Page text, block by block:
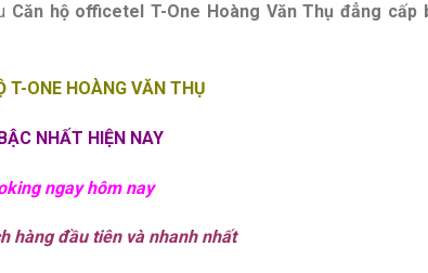
Căn hộ officetel T-One Hoàng Văn Thụ đẳng cấp
T-ONE HOÀNG VĂN THỤ
NHẤT HIỆN NAY
ngay hôm nay
hàng đầu tiên và nhanh nhất